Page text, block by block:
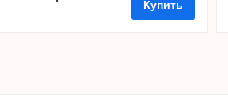
Купить